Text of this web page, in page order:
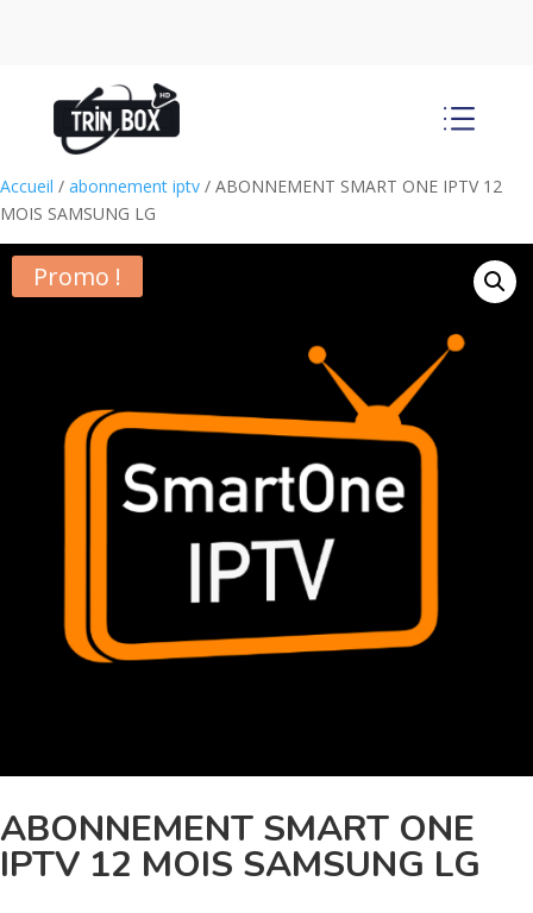
d
Accueil / abonnement iptv / ABONNEMENT SMART ONE IPTV 12
MOIS SAMSUNG LG
Promo !
ABONNEMENT SMART ONE
IPTV 12 MOIS SAMSUNG LG